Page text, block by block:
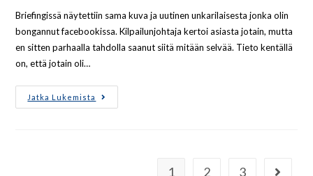
Briefingissä näytettiin sama kuva ja uutinen unkarilaisesta jonka olin
bongannut facebookissa. Kilpailunjohtaja kertoi asiasta jotain, mutta
en sitten parhaalla tahdolla saanut siitä mitään selvää. Tieto kentällä
on, että jotain oli…
Jatka Lukemista
1 2 3